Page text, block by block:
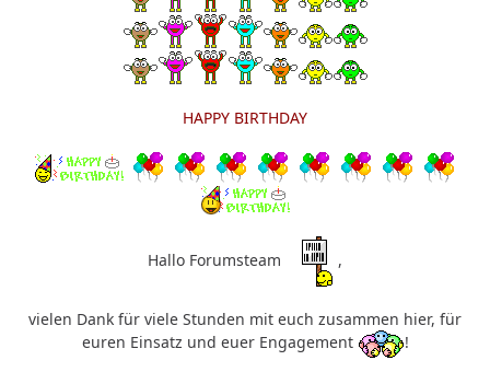
HAPPY BIRTHDAY
Hallo Forumsteam ,
vielen Dank für viele Stunden mit euch zusammen hier, für
euren Einsatz und euer Engagement
!